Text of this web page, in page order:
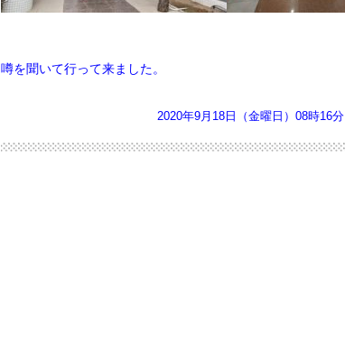
噂を聞いて行って来ました。
2020年9月18日（金曜日）08時16分